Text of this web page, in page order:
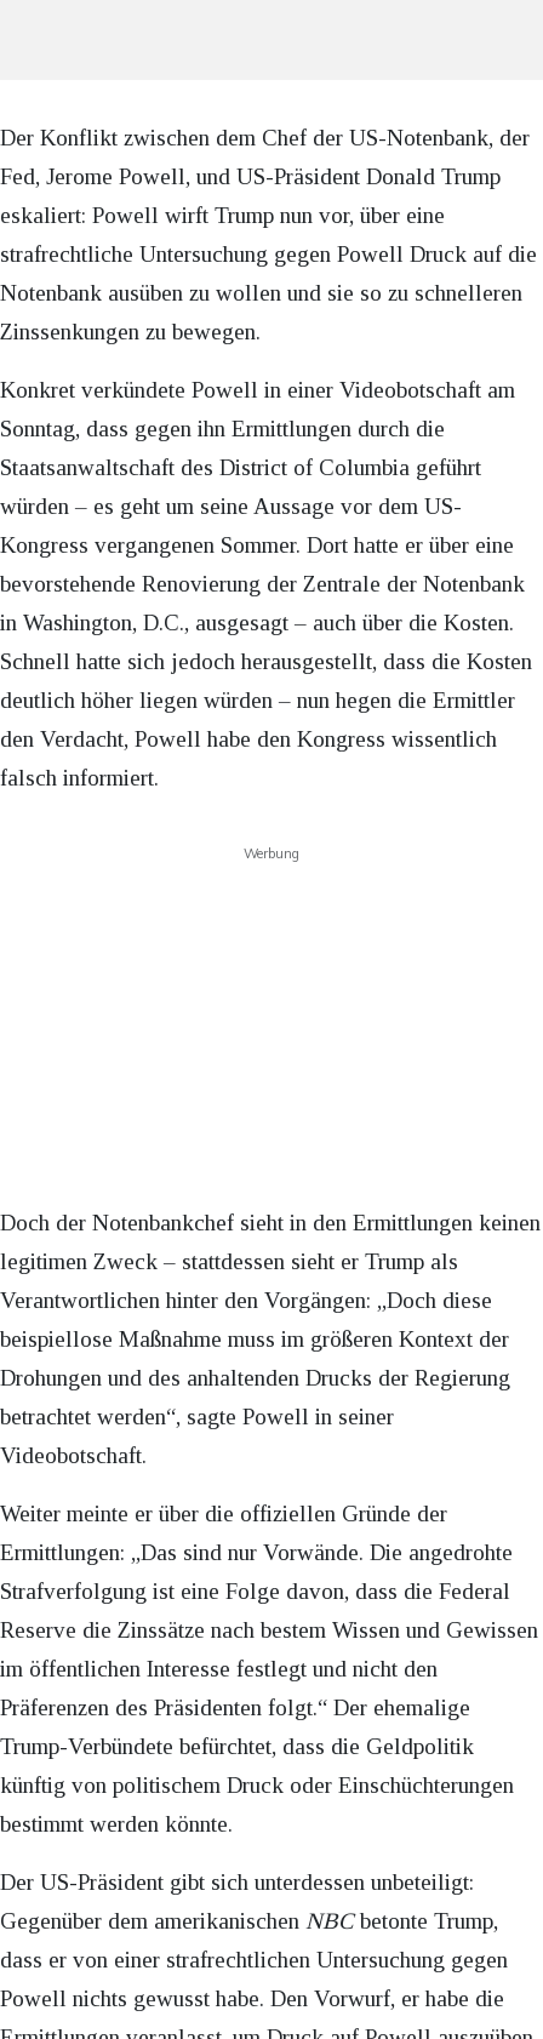
Der Konflikt zwischen dem Chef der US-Notenbank, der
Fed, Jerome Powell, und US-Präsident Donald Trump
eskaliert: Powell wirft Trump nun vor, über eine
strafrechtliche Untersuchung gegen Powell Druck auf die
Notenbank ausüben zu wollen und sie so zu schnelleren
Zinssenkungen zu bewegen.
Konkret verkündete Powell in einer Videobotschaft am
Sonntag, dass gegen ihn Ermittlungen durch die
Staatsanwaltschaft des District of Columbia geführt
würden – es geht um seine Aussage vor dem US-
Kongress vergangenen Sommer. Dort hatte er über eine
bevorstehende Renovierung der Zentrale der Notenbank
in Washington, D.C., ausgesagt – auch über die Kosten.
Schnell hatte sich jedoch herausgestellt, dass die Kosten
deutlich höher liegen würden – nun hegen die Ermittler
den Verdacht, Powell habe den Kongress wissentlich
falsch informiert.
Werbung
Doch der Notenbankchef sieht in den Ermittlungen keinen
legitimen Zweck – stattdessen sieht er Trump als
Verantwortlichen hinter den Vorgängen: „Doch diese
beispiellose Maßnahme muss im größeren Kontext der
Drohungen und des anhaltenden Drucks der Regierung
betrachtet werden“, sagte Powell in seiner
Videobotschaft.
Weiter meinte er über die offiziellen Gründe der
Ermittlungen: „Das sind nur Vorwände. Die angedrohte
Strafverfolgung ist eine Folge davon, dass die Federal
Reserve die Zinssätze nach bestem Wissen und Gewissen
im öffentlichen Interesse festlegt und nicht den
Präferenzen des Präsidenten folgt.“ Der ehemalige
Trump-Verbündete befürchtet, dass die Geldpolitik
künftig von politischem Druck oder Einschüchterungen
bestimmt werden könnte.
Der US-Präsident gibt sich unterdessen unbeteiligt:
Gegenüber dem amerikanischen NBCbetonte Trump,
dass er von einer strafrechtlichen Untersuchung gegen
Powell nichts gewusst habe. Den Vorwurf, er habe die